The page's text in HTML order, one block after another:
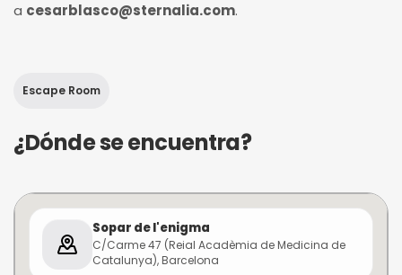
a cesarblasco@sternalia.com.
Escape Room
¿Dónde se encuentra?
Sopar de l'enigma
C/Carme 47 (Reial Acadèmia de Medicina de
Catalunya), Barcelona